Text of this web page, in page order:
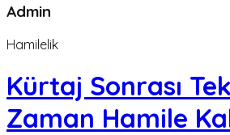
Admin
Hamilelik
Kürtaj Sonrası
Zaman Hamile